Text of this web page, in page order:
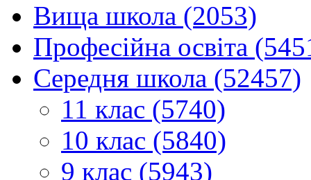
Вища школа (2053)
Професійна освіта
Середня школа (52457)
11 клас (5740)
10 клас (5840)
9 клас (5943)